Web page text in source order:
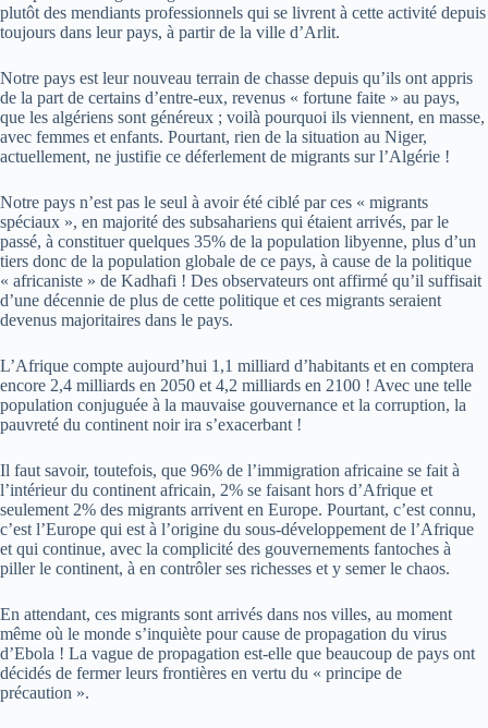
plutôt des mendiants professionnels qui se livrent à cette activité depuis
toujours dans leur pays, à partir de la ville d’Arlit.
Notre pays est leur nouveau terrain de chasse depuis qu’ils ont appris
de la part de certains d’entre-eux, revenus « fortune faite » au pays,
que les algériens sont généreux ; voilà pourquoi ils viennent, en masse,
avec femmes et enfants. Pourtant, rien de la situation au Niger,
actuellement, ne justifie ce déferlement de migrants sur l’Algérie !
Notre pays n’est pas le seul à avoir été ciblé par ces « migrants
spéciaux », en majorité des subsahariens qui étaient arrivés, par le
passé, à constituer quelques 35% de la population libyenne, plus d’un
tiers donc de la population globale de ce pays, à cause de la politique
« africaniste » de Kadhafi ! Des observateurs ont affirmé qu’il suffisait
d’une décennie de plus de cette politique et ces migrants seraient
devenus majoritaires dans le pays.
L’Afrique compte aujourd’hui 1,1 milliard d’habitants et en comptera
encore 2,4 milliards en 2050 et 4,2 milliards en 2100 ! Avec une telle
population conjuguée à la mauvaise gouvernance et la corruption, la
pauvreté du continent noir ira s’exacerbant !
Il faut savoir, toutefois, que 96% de l’immigration africaine se fait à
l’intérieur du continent africain, 2% se faisant hors d’Afrique et
seulement 2% des migrants arrivent en Europe. Pourtant, c’est connu,
c’est l’Europe qui est à l’origine du sous-développement de l’Afrique
et qui continue, avec la complicité des gouvernements fantoches à
piller le continent, à en contrôler ses richesses et y semer le chaos.
En attendant, ces migrants sont arrivés dans nos villes, au moment
même où le monde s’inquiète pour cause de propagation du virus
d’Ebola ! La vague de propagation est-elle que beaucoup de pays ont
décidés de fermer leurs frontières en vertu du « principe de
précaution ».